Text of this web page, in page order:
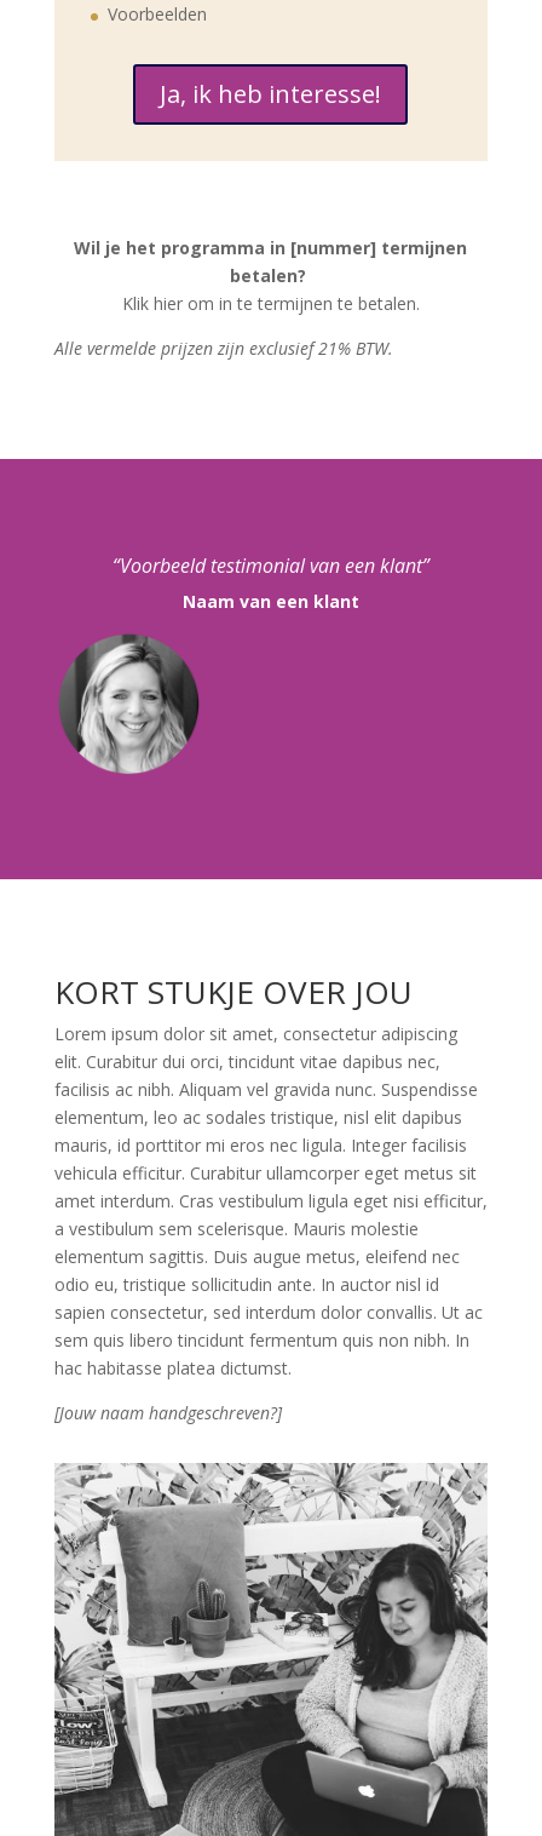
Voorbeelden
Ja, ik heb interesse!
Wil je het programma in [nummer] termijnen
betalen?
Klik hier om in te termijnen te betalen.
Alle vermelde prijzen zijn exclusief 21% BTW.
“Voorbeeld testimonial van een klant”
Naam van een klant
KORT STUKJE OVER JOU
Lorem ipsum dolor sit amet, consectetur adipiscing
elit. Curabitur dui orci, tincidunt vitae dapibus nec,
facilisis ac nibh. Aliquam vel gravida nunc. Suspendisse
elementum, leo ac sodales tristique, nisl elit dapibus
mauris, id porttitor mi eros nec ligula. Integer facilisis
vehicula efficitur. Curabitur ullamcorper eget metus sit
amet interdum. Cras vestibulum ligula eget nisi efficitur,
a vestibulum sem scelerisque. Mauris molestie
elementum sagittis. Duis augue metus, eleifend nec
odio eu, tristique sollicitudin ante. In auctor nisl id
sapien consectetur, sed interdum dolor convallis. Ut ac
sem quis libero tincidunt fermentum quis non nibh. In
hac habitasse platea dictumst.
[Jouw naam handgeschreven?]